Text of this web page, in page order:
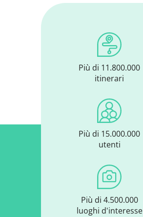
Più di 11.800.000
itinerari
Più di 15.000.000
utenti
Più di 4.500.000
luoghi d'interesse